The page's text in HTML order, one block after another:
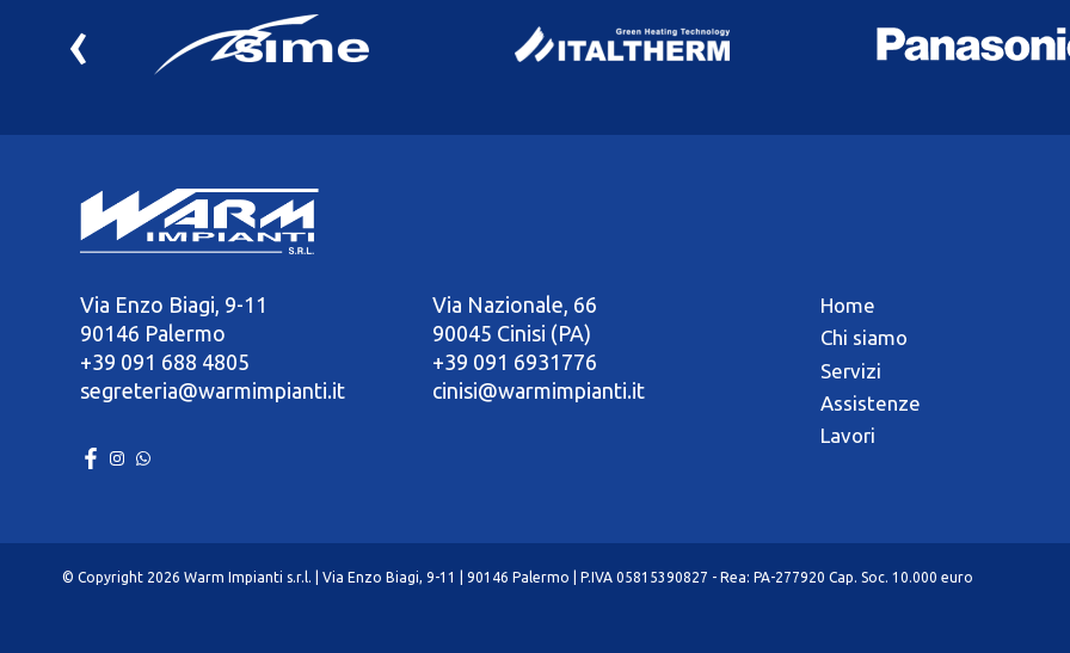
‹
Via Enzo Biagi, 9-11
90146 Palermo
+39 091 688 4805
segreteria@warmimpianti.it
Via Nazionale, 66
90045 Cinisi (PA)
+39 091 6931776
cinisi@warmimpianti.it
Home
Chi siamo
Servizi
Assistenze
Lavori
© Copyright 2026 Warm Impianti s.r.l. | Via Enzo Biagi, 9-11 | 90146 Palermo | P.IVA 05815390827 - Rea: PA-277920 Cap. Soc. 10.000 euro